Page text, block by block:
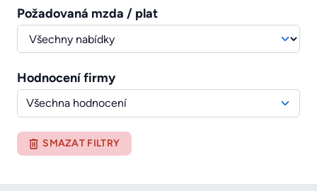
Požadovaná mzda / plat
Hodnocení firmy
Všechna hodnocení
SMAZAT FILTRY